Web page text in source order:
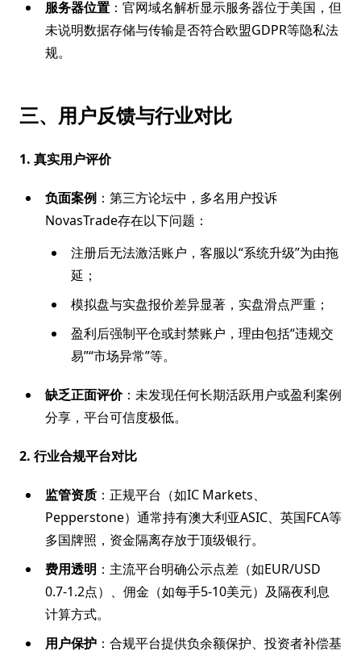
服务器位置 ：官网域名解析显示服务器位于美国，但
未说明数据存储与传输是否符合欧盟GDPR等隐私法
规。
三、用户反馈与行业对比
1. 真实用户评价
负面案例 ：第三方论坛中，多名用户投诉
NovasTrade存在以下问题：
注册后无法激活账户，客服以“系统升级”为由拖
延；
模拟盘与实盘报价差异显著，实盘滑点严重；
盈利后强制平仓或封禁账户，理由包括“违规交
易”“市场异常”等。
缺乏正面评价：未发现任何长期活跃用户或盈利案例
分享，平台可信度极低。
2. 行业合规平台对比
监管资质 ：正规平台（如IC Markets、
Pepperstone）通常持有澳大利亚ASIC、英国FCA等
多国牌照，资金隔离存放于顶级银行。
费用透明 ：主流平台明确公示点差（如EUR/USD
0.7-1.2点）、佣金（如每手5-10美元）及隔夜利息
计算方式。
用户保护 ：合规平台提供负余额保护、投资者补偿基